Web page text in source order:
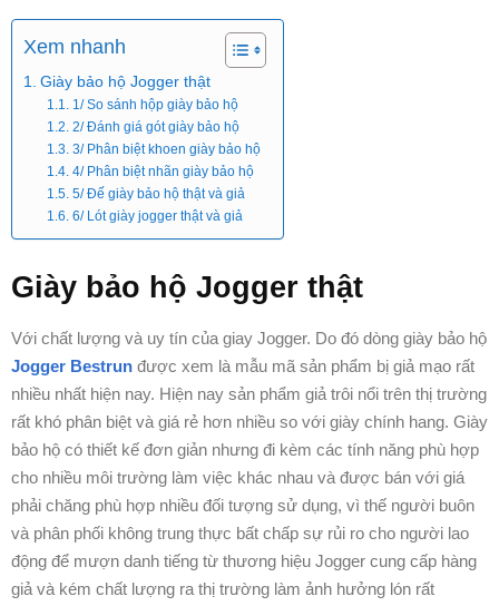
Xem nhanh
Giày bảo hộ Jogger thật
1/ So sánh hộp giày bảo hộ
2/ Đánh giá gót giày bảo hộ
3/ Phân biệt khoen giày bảo hộ
4/ Phân biệt nhãn giày bảo hộ
5/ Đế giày bảo hộ thật và giả
6/ Lót giày jogger thật và giả
Giày bảo hộ Jogger thật
Với chất lượng và uy tín của giay Jogger. Do đó dòng giày bảo hộ
Jogger Bestrun được xem là mẫu mã sản phẩm bị giả mạo rất
nhiều nhất hiện nay. Hiện nay sản phẩm giả trôi nổi trên thị trường
rất khó phân biệt và giá rẻ hơn nhiều so với giày chính hang. Giày
bảo hộ có thiết kế đơn giản nhưng đi kèm các tính năng phù hợp
cho nhiều môi trường làm việc khác nhau và được bán với giá
phải chăng phù hợp nhiều đối tượng sử dụng, vì thế người buôn
và phân phối không trung thực bất chấp sự rủi ro cho người lao
động để mượn danh tiếng từ thương hiệu Jogger cung cấp hàng
giả và kém chất lượng ra thị trường làm ảnh hưởng lón rất